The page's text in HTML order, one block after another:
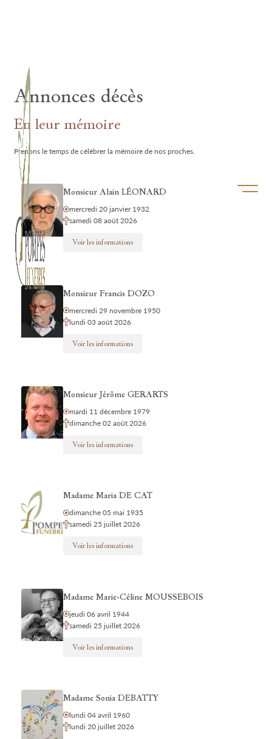
Ouvrir/
Annonces décès
En leur mémoire
Prenons le temps de célébrer la mémoire de nos proches.
Monsieur Alain LÉONARD
mercredi 20 janvier 1932
samedi 08 août 2026
Voir les informations
Monsieur Francis DOZO
mercredi 29 novembre 1950
lundi 03 août 2026
Voir les informations
Monsieur Jérôme GERARTS
mardi 11 décembre 1979
dimanche 02 août 2026
Voir les informations
Madame Maria DE CAT
dimanche 05 mai 1935
samedi 25 juillet 2026
Voir les informations
Madame Marie-Céline MOUSSEBOIS
jeudi 06 avril 1944
samedi 25 juillet 2026
Voir les informations
Madame Sonia DEBATTY
lundi 04 avril 1960
lundi 20 juillet 2026